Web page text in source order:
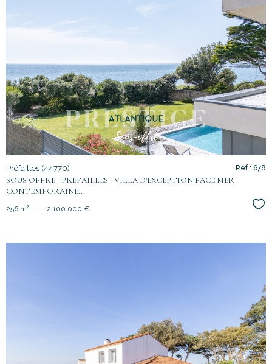
bien
Préfailles (44770)
SOUS OFFRE - PRÉFAILLES - VILLA D'EXCEPTION FACE MER
CONTEMPORAINE...
Réf : 678
256 m² - 2 100 000 €
voir le
bien